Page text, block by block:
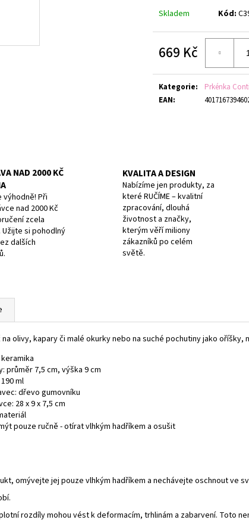
Skladem Kód:
669 Kč
cena:
Kategorie:
Prkénka
EAN:
NAD 2000 KČ
výhodně! Při
nad 2000 Kč
zcela
Užijte si pohodlný
dalších
KVALITA A DESIGN
Nabízíme jen produkty, za
které RUČÍME – kvalitní
zpracování, dlouhá
životnost a značky,
kterým věří miliony
zákazníků po celém
světě.
olivy, kapary či malé okurky nebo na suché pochutiny jako oříšky,
průměr 7,5 cm, výška 9 cm
ml
dřevo gumovníku
28 x 9 x 7,5 cm
pouze ručně - otírat vlhkým hadříkem a osušit
omývejte jej pouze vlhkým hadříkem a nechávejte oschnout ve
rozdíly mohou vést k deformacím, trhlinám a zabarvení. Toto